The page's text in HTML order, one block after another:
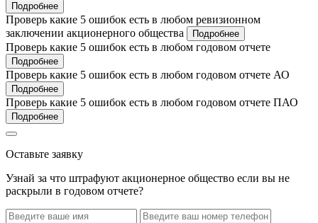
Подробнее
Проверь какие 5 ошибок есть в любом ревизионном
заключении акционерного общества
Подробнее
Проверь какие 5 ошибок есть в любом годовом отчете
Подробнее
Проверь какие 5 ошибок есть в любом годовом отчете АО
Подробнее
Проверь какие 5 ошибок есть в любом годовом отчете ПАО
Подробнее
Оставьте заявку
Узнай за что штрафуют акционерное общество если вы не
раскрыли в годовом отчете?